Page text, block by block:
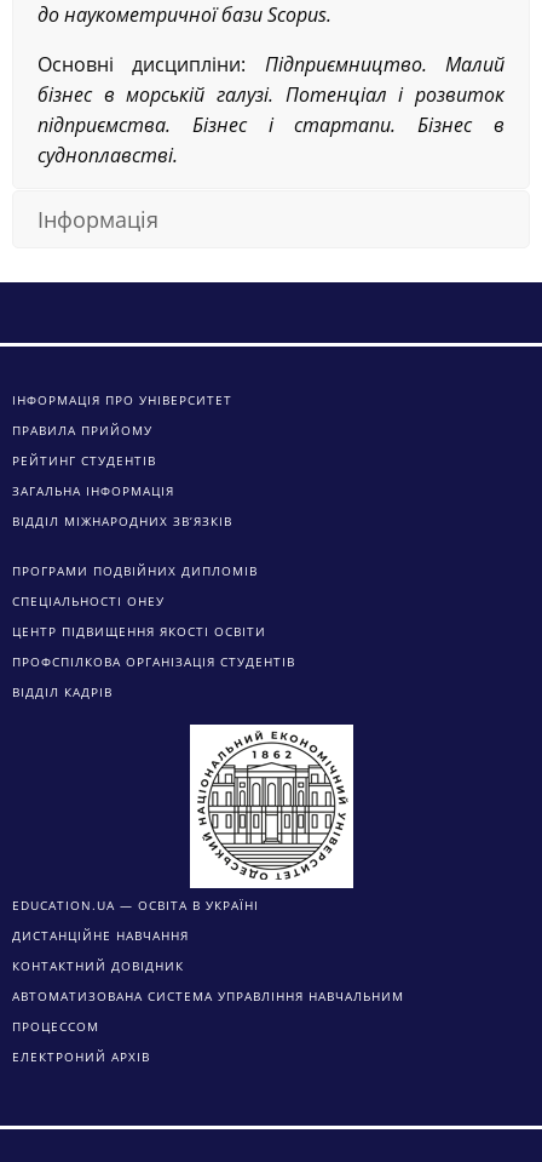
до наукометричної бази Scopus.
Основні дисципліни: Підприємництво. Малий
бізнес в морській галузі. Потенціал і розвиток
підприємства. Бізнес і стартапи. Бізнес в
судноплавстві.
Інформація
ІНФОРМАЦІЯ ПРО УНІВЕРСИТЕТ
ПРАВИЛА ПРИЙОМУ
РЕЙТИНГ СТУДЕНТІВ
ЗАГАЛЬНА ІНФОРМАЦІЯ
ВІДДІЛ МІЖНАРОДНИХ ЗВ’ЯЗКІВ
ПРОГРАМИ ПОДВІЙНИХ ДИПЛОМІВ
СПЕЦІАЛЬНОСТІ ОНЕУ
ЦЕНТР ПІДВИЩЕННЯ ЯКОСТІ ОСВІТИ
ПРОФСПІЛКОВА ОРГАНІЗАЦІЯ СТУДЕНТІВ
ВІДДІЛ КАДРІВ
EDUCATION.UA — ОСВІТА В УКРАЇНІ
ДИСТАНЦІЙНЕ НАВЧАННЯ
КОНТАКТНИЙ ДОВІДНИК
АВТОМАТИЗОВАНА СИСТЕМА УПРАВЛІННЯ НАВЧАЛЬНИМ
ПРОЦЕССОМ
ЕЛЕКТРОНИЙ АРХІВ